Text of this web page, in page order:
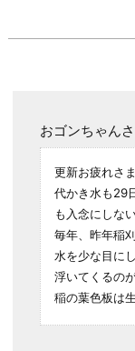
おゴンちゃん
更新お疲れさ
代かき水も29
も入念にしな
毎年、昨年稲
水を少な目に
浮いてくるの
稲の葉色板は